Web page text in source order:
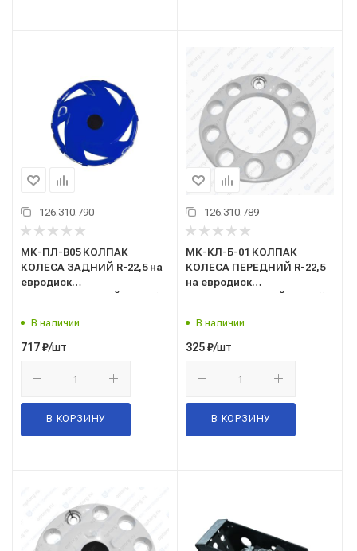
126.310.790
МК-ПЛ-В05 КОЛПАК
КОЛЕСА ЗАДНИЙ R-22,5 на
евродиск
В наличии
717₽/шт
В КОРЗИНУ
126.310.789
МК-КЛ-Б-01 КОЛПАК
КОЛЕСА ПЕРЕДНИЙ R-22,5
на евродиск
В наличии
325₽/шт
В КОРЗИНУ